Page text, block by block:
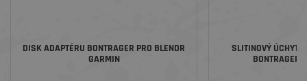
DISK ADAPTÉRU BONTRAGER PRO BLENDR
GARMIN
SLITINOVÝ ÚCHYT
BONTRAGER